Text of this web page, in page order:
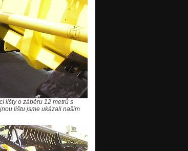
lišty o záběru 12 metrů s
lištu jsme ukázali našim